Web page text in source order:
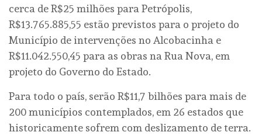
cerca de R$25 milhões para Petrópolis,
R$13.765.885,55 estão previstos para o projeto do
Município de intervenções no Alcobacinha e
R$11.042.550,45 para as obras na Rua Nova, em
projeto do Governo do Estado.
Para todo o país, serão R$11,7 bilhões para mais de
200 municípios contemplados, em 26 estados que
historicamente sofrem com deslizamento de terra.